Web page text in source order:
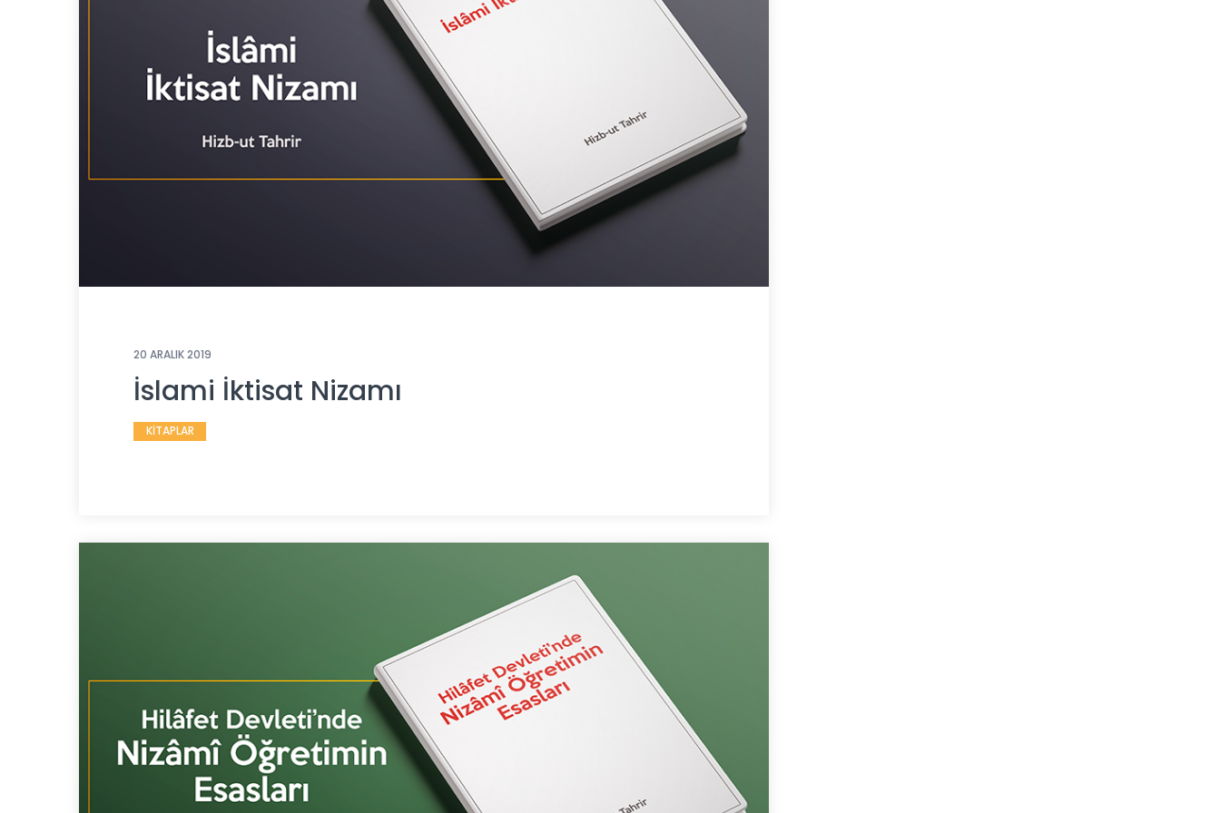
20 ARALIK 2019
İslami İktisat Nizamı
KİTAPLAR